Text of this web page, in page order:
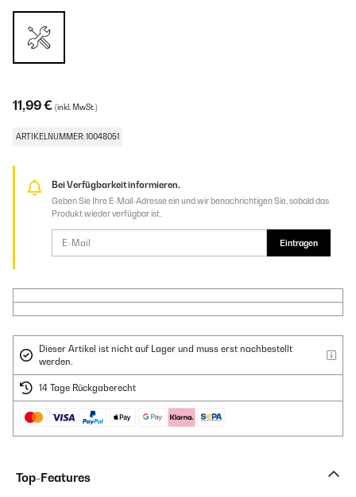
11,99 € (inkl. MwSt.)
ARTIKELNUMMER: 10048051
Bei Verfügbarkeit informieren.
Geben Sie Ihre E-Mail-Adresse ein und wir benachrichtigen Sie, sobald das
Produkt wieder verfügbar ist.
Eintragen
Dieser Artikel ist nicht auf Lager und muss erst nachbestellt
werden.
14 Tage Rückgaberecht
Top-Features